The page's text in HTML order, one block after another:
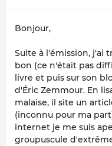
Bonjour,
Suite à l'émission, j'ai
bon (ce n'était pas
livre et puis sur son
d'Éric Zemmour. En
malaise, il site un
(inconnu pour ma
internet je me suis
groupuscule